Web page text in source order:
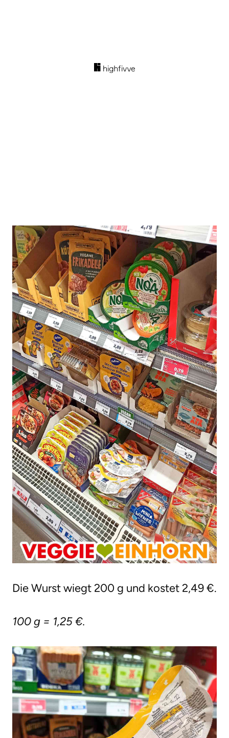
Die Wurst wiegt 200 g und kostet 2,49 €.
100 g = 1,25 €.